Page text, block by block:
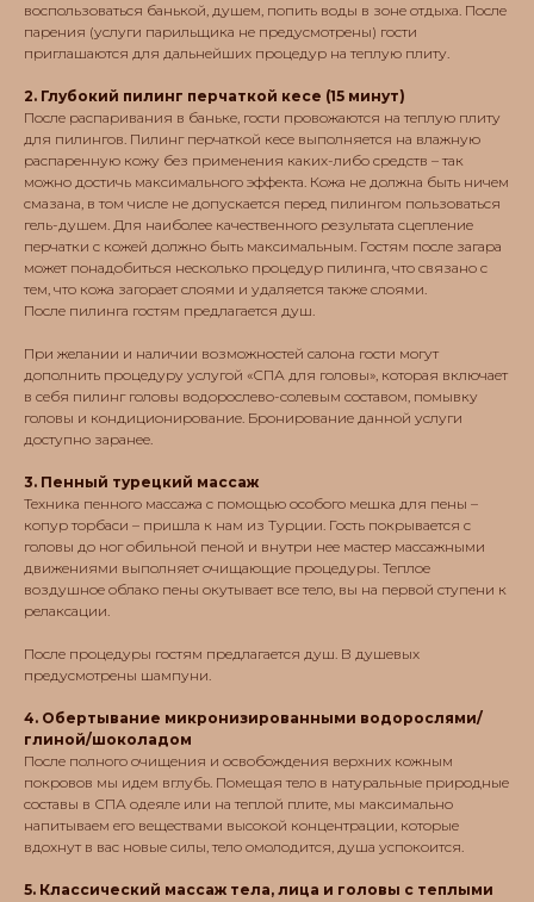
воспользоваться банькой, душем, попить воды в зоне отдыха. После
парения (услуги парильщика не предусмотрены) гости
приглашаются для дальнейших процедур на теплую плиту.
2. Глубокий пилинг перчаткой кесе (15 минут)
После распаривания в баньке, гости провожаются на теплую плиту
для пилингов. Пилинг перчаткой кесе выполняется на влажную
распаренную кожу без применения каких-либо средств – так
можно достичь максимального эффекта. Кожа не должна быть ничем
смазана, в том числе не допускается перед пилингом пользоваться
гель-душем. Для наиболее качественного результата сцепление
перчатки с кожей должно быть максимальным. Гостям после загара
может понадобиться несколько процедур пилинга, что связано с
тем, что кожа загорает слоями и удаляется также слоями.
После пилинга гостям предлагается душ.
При желании и наличии возможностей салона гости могут
дополнить процедуру услугой «СПА для головы», которая включает
в себя пилинг головы водорослево-солевым составом, помывку
головы и кондиционирование. Бронирование данной услуги
доступно заранее.
3. Пенный турецкий массаж
Техника пенного массажа с помощью особого мешка для пены –
копур торбаси – пришла к нам из Турции. Гость покрывается с
головы до ног обильной пеной и внутри нее мастер массажными
движениями выполняет очищающие процедуры. Теплое
воздушное облако пены окутывает все тело, вы на первой ступени к
релаксации.
После процедуры гостям предлагается душ. В душевых
предусмотрены шампуни.
4. Обертывание микронизированными водорослями/
глиной/шоколадом
После полного очищения и освобождения верхних кожным
покровов мы идем вглубь. Помещая тело в натуральные природные
составы в СПА одеяле или на теплой плите, мы максимально
напитываем его веществами высокой концентрации, которые
вдохнут в вас новые силы, тело омолодится, душа успокоится.
5. Классический массаж тела, лица и головы с теплыми